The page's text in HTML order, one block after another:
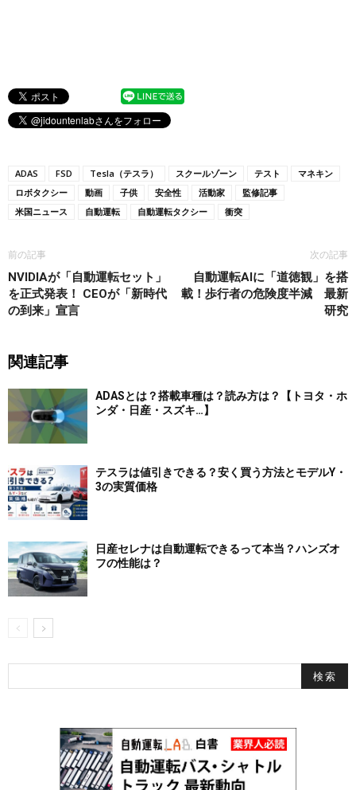
ADAS FSD Tesla（テスラ） スクールゾーン テスト
マネキン
ロボタクシー
動画 子供 安全性 活動家
監修記事
米国ニュース
自動運転 自動運転タクシー 衝突
前の記事
NVIDIAが「自動運転セット」
を正式発表！ CEOが「新時代
の到来」宣言
次の記事
自動運転AIに「道徳観」を搭
載！歩行者の危険度半減 最新
研究
関連記事
ADASとは？搭載車種は？読み方は？【トヨタ・ホ
ンダ・日産・スズキ…】
テスラは値引きできる？安く買う方法とモデルY・
3の実質価格
日産セレナは自動運転できるって本当？ハンズオ
フの性能は？